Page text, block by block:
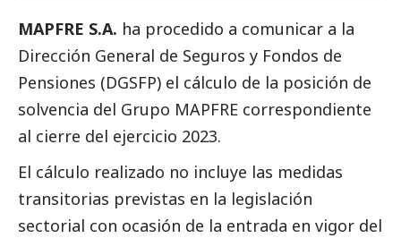
MAPFRE S.A. ha procedido a comunicar a la
Dirección General de Seguros y Fondos de
Pensiones (DGSFP) el cálculo de la posición de
solvencia del Grupo MAPFRE correspondiente
al cierre del ejercicio 2023.
El cálculo realizado no incluye las medidas
transitorias previstas en la legislación
sectorial con ocasión de la entrada en vigor del